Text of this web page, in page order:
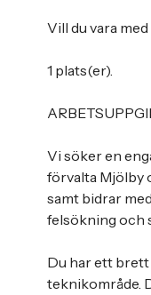
Vill du vara
1 plats(er).
Vi söker en
förvalta Mjölby
samt bidrar
felsökning och
Du har ett
teknikområde.